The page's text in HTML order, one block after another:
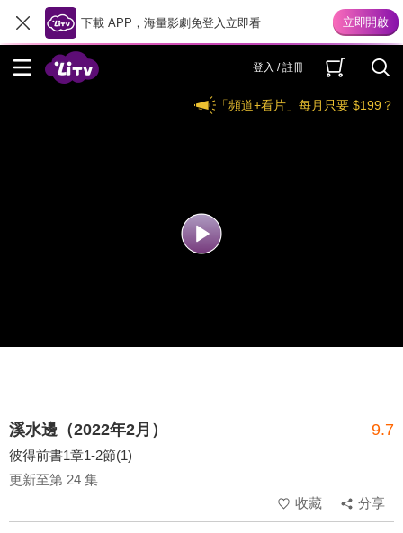
下載 APP，海量影劇免登入立即看
登入 / 註冊
「頻道+看片」每月只要 $199？
溪水邊（2022年2月） 9.7
彼得前書1章1-2節(1)
更新至第 24 集
收藏
分享